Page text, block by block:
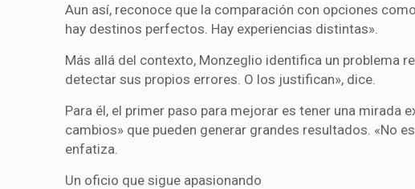
Aun así, reconoce que la comparación con opciones
hay destinos perfectos. Hay experiencias distintas».
Más allá del contexto, Monzeglio identifica un problema
detectar sus propios errores. O los justifican», dice.
Para él, el primer paso para mejorar es tener una mirada
cambios» que pueden generar grandes resultados. «No
enfatiza.
Un oficio que sigue apasionando